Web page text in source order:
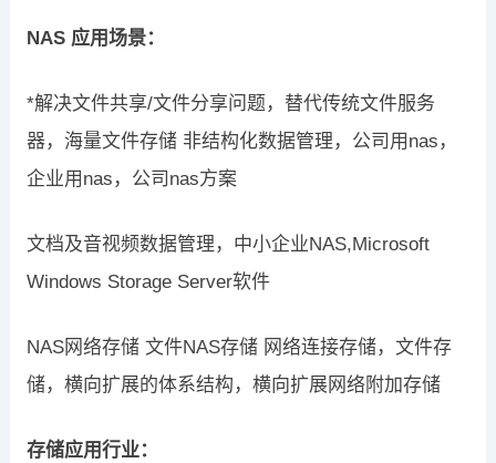
NAS 应用场景：
*解决文件共享/文件分享问题，替代传统文件服务
器，海量文件存储 非结构化数据管理，公司用nas，
企业用nas，公司nas方案
文档及音视频数据管理，中小企业NAS,Microsoft
Windows Storage Server软件
NAS网络存储 文件NAS存储 网络连接存储，文件存
储，横向扩展的体系结构，横向扩展网络附加存储
存储应用行业：